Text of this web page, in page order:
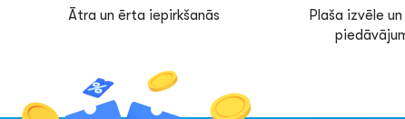
Ātra un ērta iepirkšanās
Plaša izvēle